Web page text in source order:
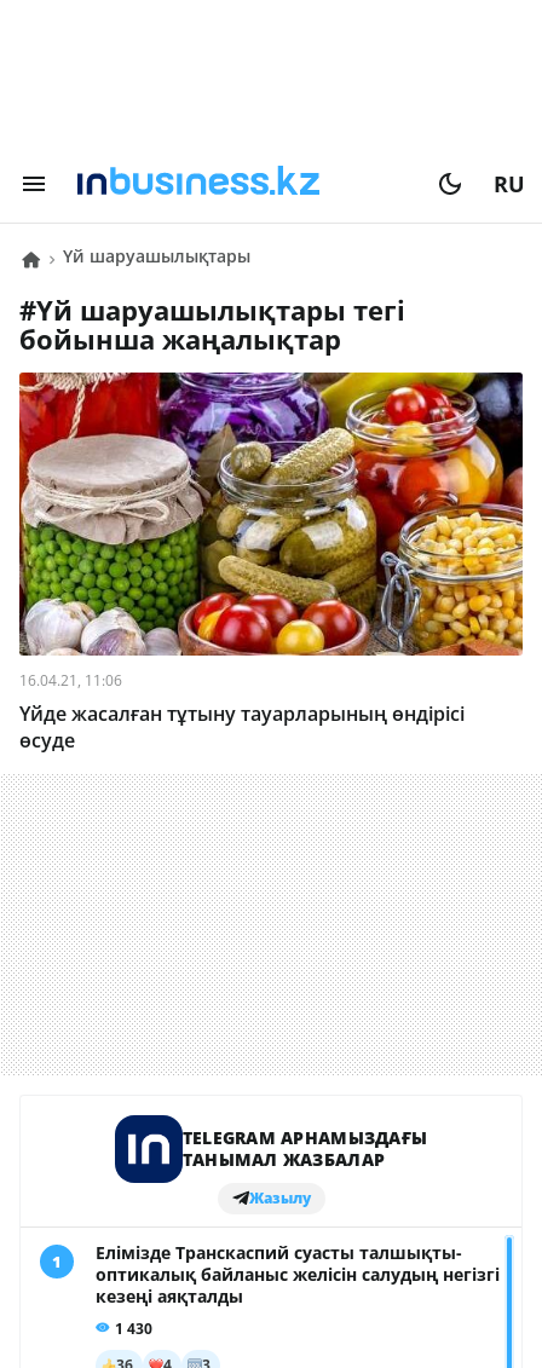
RU
үй шаруашылықтары
# үй шаруашылықтары тегі
бойынша жаңалықтар
16.04.21, 11:06
Үйде жасалған тұтыну тауарларының өндірісі
өсуде